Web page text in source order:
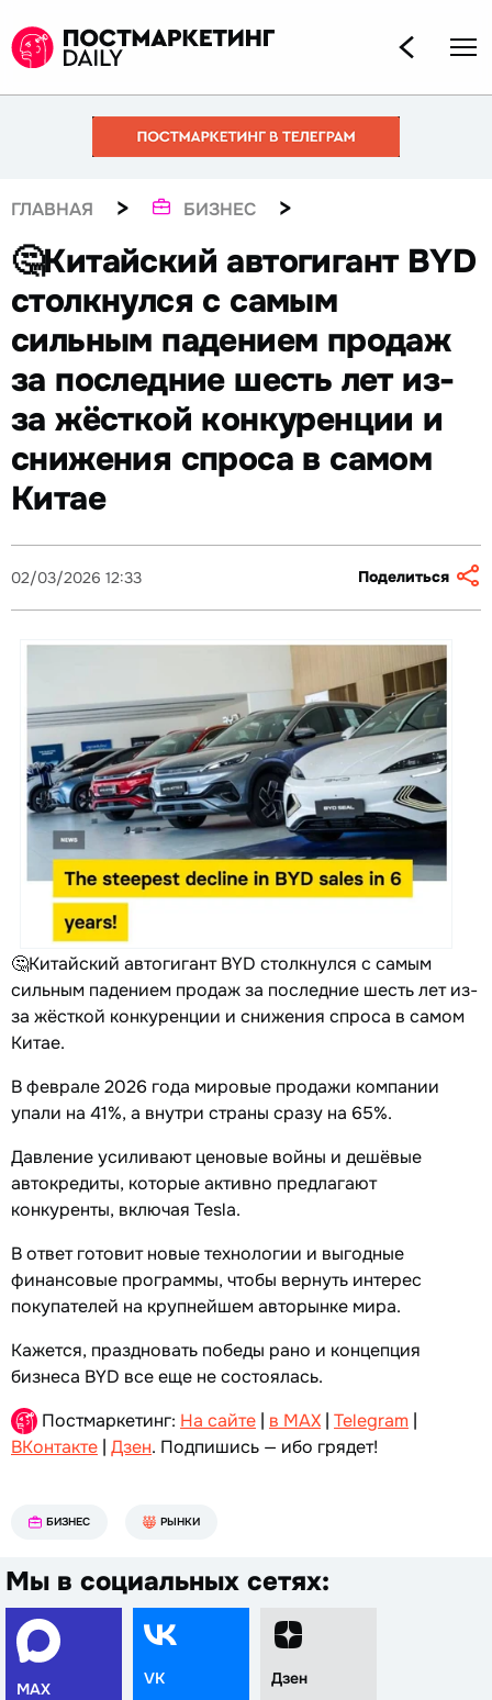
ГЛАВНАЯ > БИЗНЕС >
🤔Китайский автогигант BYD
столкнулся с самым
сильным падением продаж
за последние шесть лет из-
за жёсткой конкуренции и
снижения спроса в самом
Китае
02/03/2026 12:33 Поделиться
🤔Китайский автогигант BYD столкнулся с самым
сильным падением продаж за последние шесть лет из-
за жёсткой конкуренции и снижения спроса в самом
Китае.
В феврале 2026 года мировые продажи компании
упали на 41%, а внутри страны сразу на 65%.
Давление усиливают ценовые войны и дешёвые
автокредиты, которые активно предлагают
конкуренты, включая Tesla.
В ответ готовит новые технологии и выгодные
финансовые программы, чтобы вернуть интерес
покупателей на крупнейшем авторынке мира.
Кажется, праздновать победы рано и концепция
бизнеса BYD все еще не состоялась.
Постмаркетинг: На сайте | в MAX | Telegram |
ВКонтакте | Дзен. Подпишись — ибо грядет!
БИЗНЕС РЫНКИ
Мы в социальных сетях:
MAX
VK Дзен